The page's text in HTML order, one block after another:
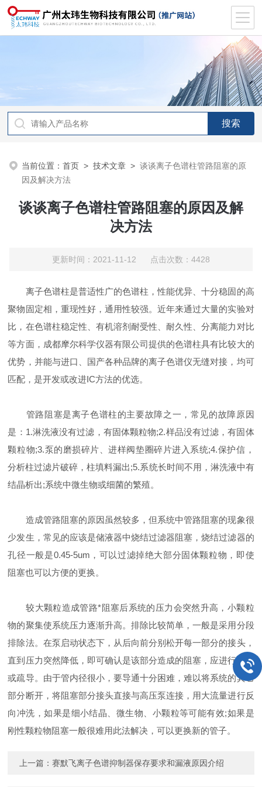
当前位置：首页 >技术文章 >谈谈离子色谱柱管路阻塞的原
因及解决方法
谈谈离子色谱柱管路阻塞的原因及解
决方法
更新时间：2021-11-12 点击次数：4428
离子色谱柱是普适性广的色谱柱，性能优异、十分稳固的高
聚物固定相，重现性好，通用性较强。近年来通过大量的实验对
比，在色谱柱稳定性、有机溶剂耐受性、耐久性、分离能力对比
等方面，成都摩尔科学仪器有限公司提供的色谱柱具有比较大的
优势，并能与进口、国产各种品牌的离子色谱仪无缝对接，均可
匹配，是开发或改进IC方法的优选。
管路阻塞是离子色谱柱的主要故障之一，常见的故障原因
是：1.淋洗液没有过滤，有固体颗粒物;2.样品没有过滤，有固体
颗粒物;3.泵的磨损碎片、进样阀垫圈碎片进入系统;4.保护信，
分析柱过滤片破碎，柱填料漏出;5.系统长时间不用，淋洗液中有
结晶析出;系统中微生物或细菌的繁殖。
造成管路阻塞的原因虽然较多，但系统中管路阻塞的现象很
少发生，常见的应该是储液器中烧结过滤器阻塞，烧结过滤器的
孔径一般是0.45-5um，可以过滤掉绝大部分固体颗粒物，即使
阻塞也可以方便的更换。
较大颗粒造成管路*阻塞后系统的压力会突然升高，小颗粒
物的聚集使系统压力逐渐升高。排除比较简单，一般是采用分段
排除法。在泵启动状态下，从后向前分别松开每一部分的接头，
直到压力突然降低，即可确认是该部分造成的阻塞，应进行更换
或疏导。由于管内径很小，要导通十分困难，难以将系统的其它
部分断开，将阻塞部分接头直接与高压泵连接，用大流量进行反
向冲洗，如果是细小结晶、微生物、小颗粒等可能有效;如果是
刚性颗粒物阻塞一般很难用此法解决，可以更换新的管子。
上一篇：赛默飞离子色谱抑制器保存要求和漏液原因介绍